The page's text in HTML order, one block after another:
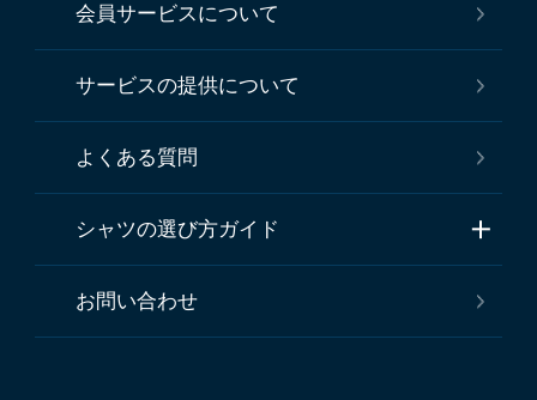
会員サービスについて
サービスの提供について
よくある質問
シャツの選び方ガイド
お問い合わせ